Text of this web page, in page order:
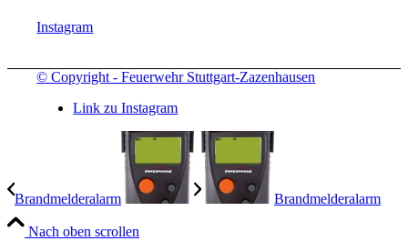
Instagram
© Copyright - Feuerwehr Stuttgart-Zazenhausen
Link zu Instagram
Brandmelderalarm Brandmelderalarm
Nach oben scrollen